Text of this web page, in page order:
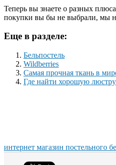
Теперь вы знаете о разных
покупки вы бы не выбрали, мы
Еще в разделе:
Бельпостель
Wildberries
Самая прочная ткань в
Где найти хорошую люстру
интернет магазин постельного